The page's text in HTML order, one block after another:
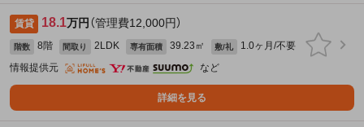
賃貸 18.1万円 （管理費12,000円）
階数 8階 間取り 2LDK 専有面積 39.23㎡ 敷/礼
1.0ヶ月/不要
情報提供元
など
詳細を見る